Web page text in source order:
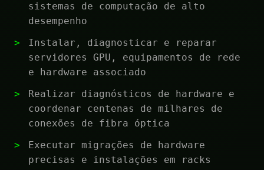
sistemas de computação de alto
desempenho
Instalar, diagnosticar e reparar
servidores GPU, equipamentos de rede
e hardware associado
Realizar diagnósticos de hardware e
coordenar centenas de milhares de
conexões de fibra óptica
Executar migrações de hardware
precisas e instalações em racks